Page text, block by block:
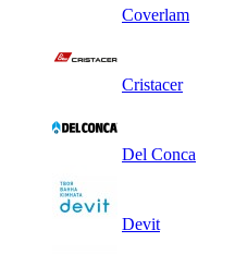
Coverlam
Cristacer
Del Conca
Devit